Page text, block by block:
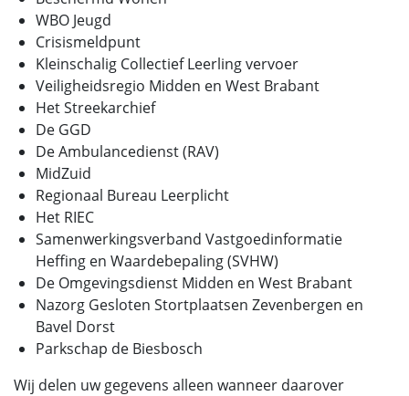
WBO Jeugd
Crisismeldpunt
Kleinschalig Collectief Leerling vervoer
Veiligheidsregio Midden en West Brabant
Het Streekarchief
De GGD
De Ambulancedienst (RAV)
MidZuid
Regionaal Bureau Leerplicht
Het RIEC
Samenwerkingsverband Vastgoedinformatie
Heffing en Waardebepaling (SVHW)
De Omgevingsdienst Midden en West Brabant
Nazorg Gesloten Stortplaatsen Zevenbergen en
Bavel Dorst
Parkschap de Biesbosch
Wij delen uw gegevens alleen wanneer daarover